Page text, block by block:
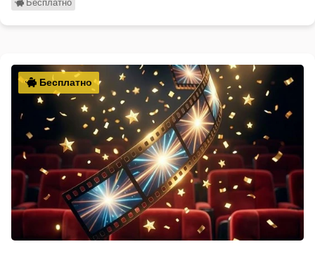
Бесплатно
Бесплатно